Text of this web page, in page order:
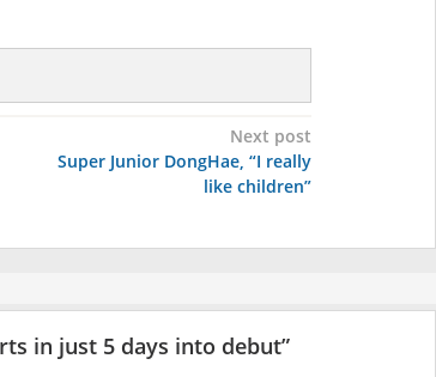
Next post
Super Junior DongHae, “I really
like children”
in just 5 days into debut”